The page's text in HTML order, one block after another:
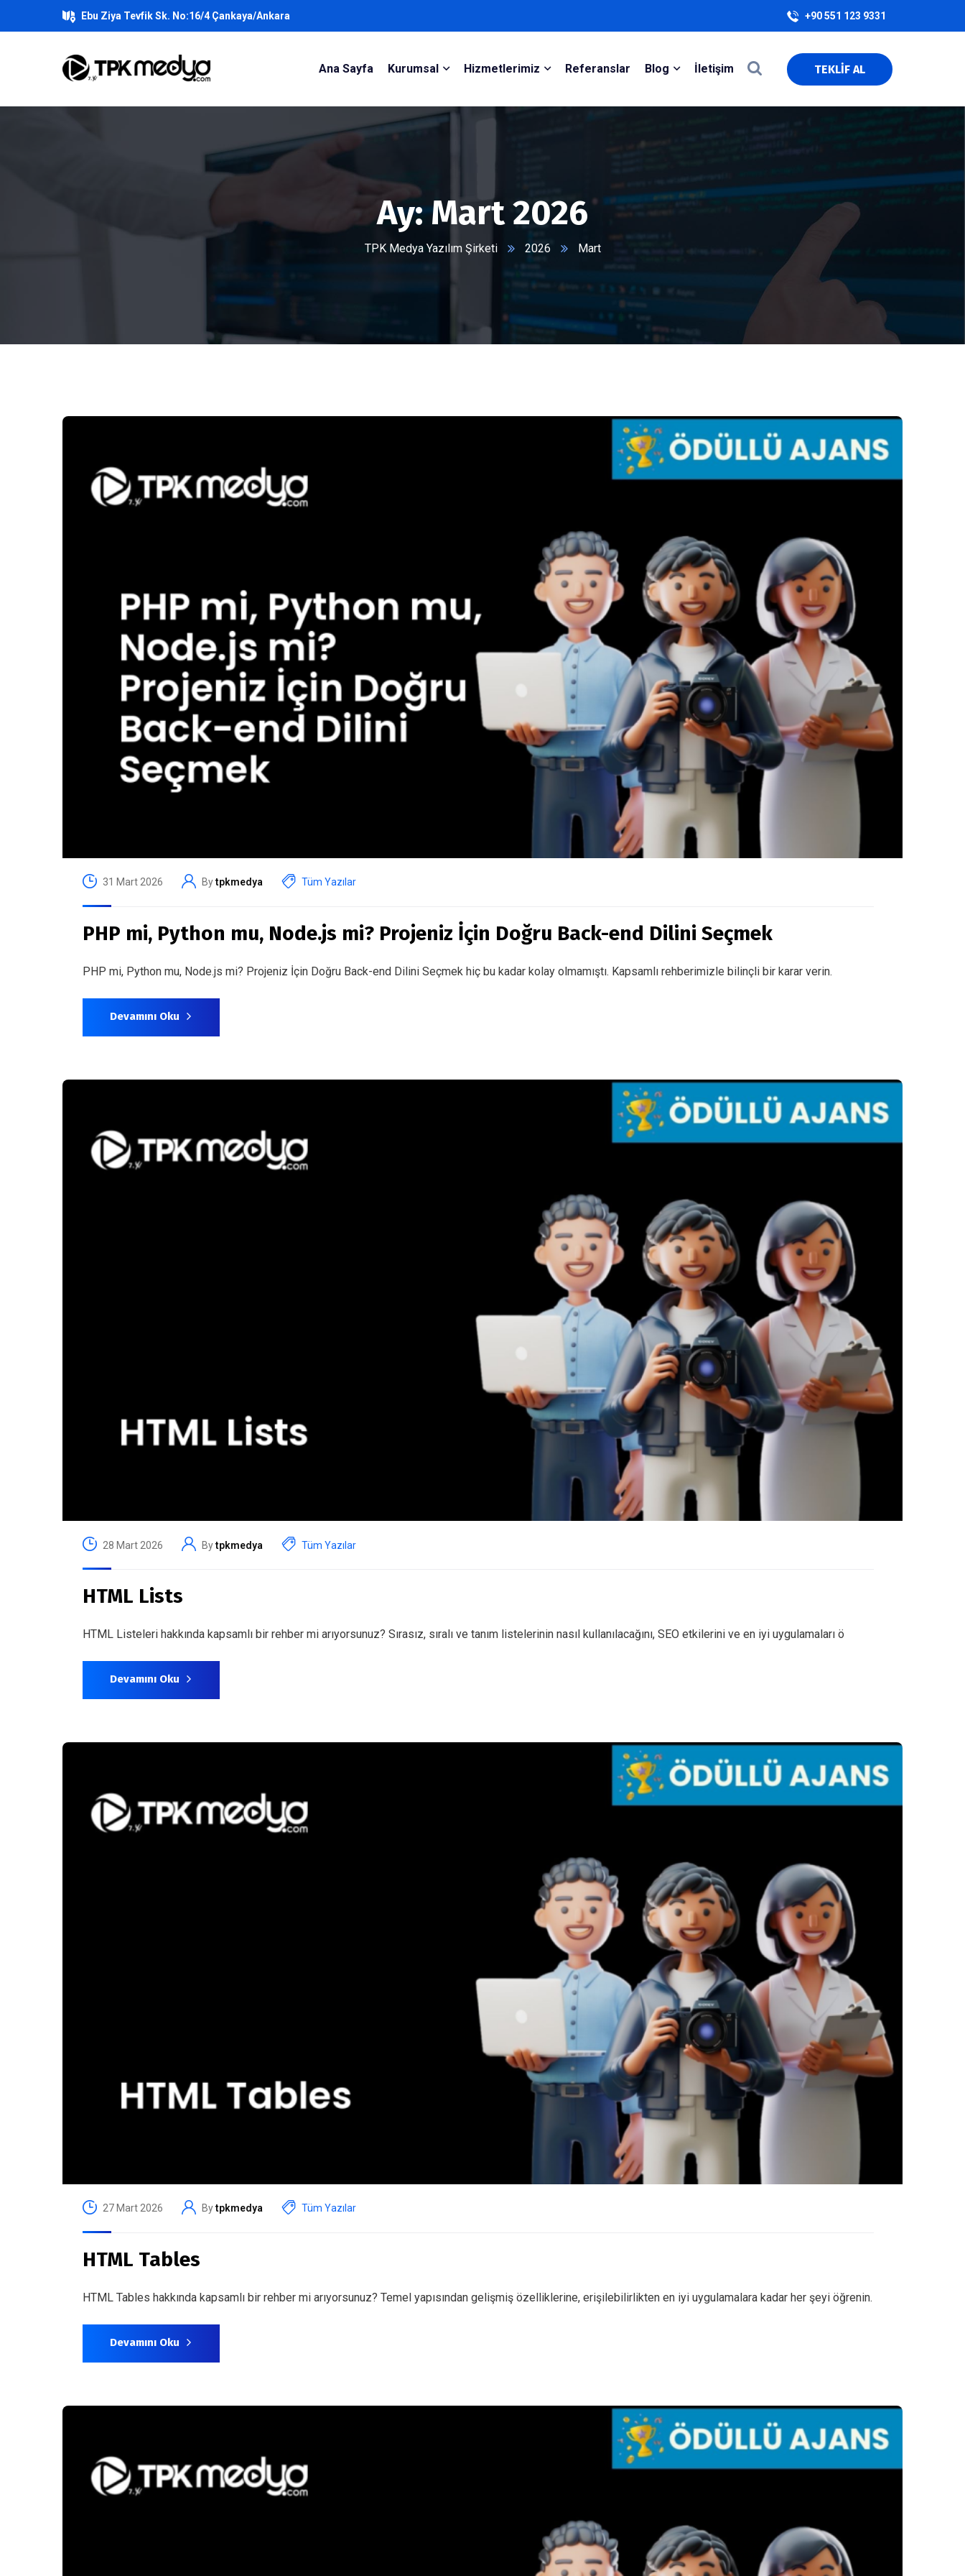
Ebu Ziya Tevfik Sk. No:16/4 Çankaya/Ankara +90 551 123 9331
Ana Sayfa Kurumsal Hizmetlerimiz Referanslar Blog İletişim TEKLİF AL
Ay:Mart 2026
TPK Medya Yazılım Şirketi 2026 Mart
31 Mart 2026 Bytpkmedya Tüm Yazılar
PHP mi, Python mu, Node.js mi? Projeniz İçin Doğru Back-end Dilini Seçmek
PHP mi, Python mu, Node.js mi? Projeniz İçin Doğru Back-end Dilini Seçmek hiç bu kadar kolay olmamıştı. Kapsamlı rehberimizle bilinçli bir karar verin.
Devamını Oku
28 Mart 2026 Bytpkmedya Tüm Yazılar
HTML Lists
HTML Listeleri hakkında kapsamlı bir rehber mi arıyorsunuz? Sırasız, sıralı ve tanım listelerinin nasıl kullanılacağını, SEO etkilerini ve en iyi uygulamaları ö
Devamını Oku
27 Mart 2026 Bytpkmedya Tüm Yazılar
HTML Tables
HTML Tables hakkında kapsamlı bir rehber mi arıyorsunuz? Temel yapısından gelişmiş özelliklerine, erişilebilirlikten en iyi uygulamalara kadar her şeyi öğrenin.
Devamını Oku